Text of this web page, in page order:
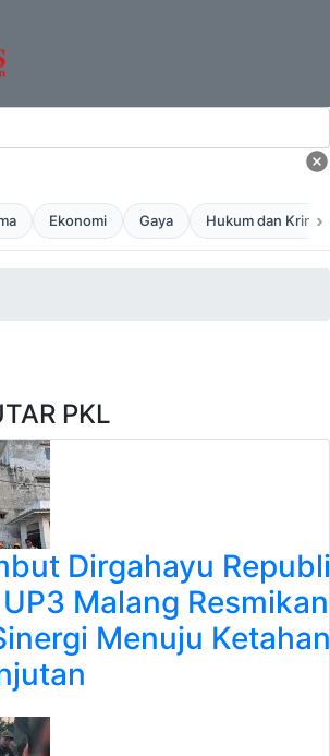
Ekonomi Gaya Hukum dan ›
PKL
Dirgahayu
Malang
Menuju